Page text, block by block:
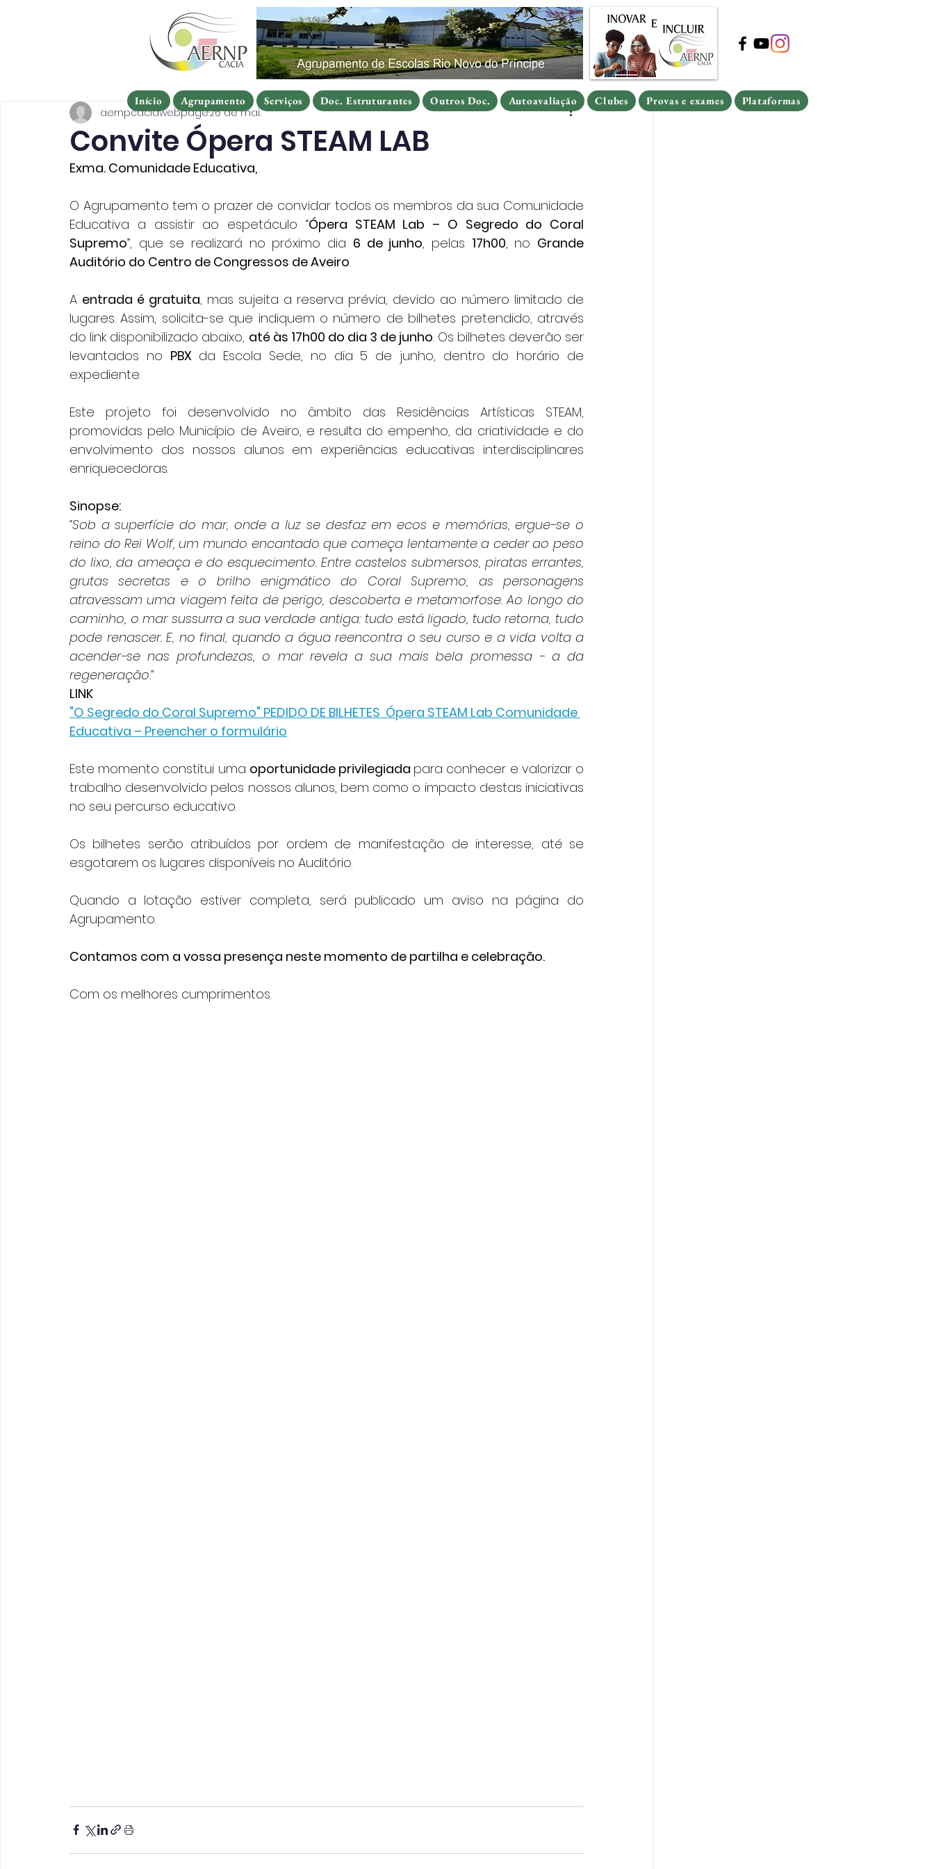
Convite Ópera STEAM LAB
aernpcaciawebpage26 de mai.
Exma. Comunidade Educativa,
O Agrupamento tem o prazer de convidar todos os membros da sua Comunidade
Educativa a assistir ao espetáculo “Ópera STEAM Lab – O Segredo do Coral
Supremo”, que se realizará no próximo dia 6 de junho, pelas 17h00, no Grande
Auditório do Centro de Congressos de Aveiro.
A entrada é gratuita, mas sujeita a reserva prévia, devido ao número limitado de
lugares. Assim, solicita-se que indiquem o número de bilhetes pretendido, através
do link disponibilizado abaixo, até às 17h00 do dia 3 de junho. Os bilhetes deverão ser
levantados no PBX da Escola Sede, no dia 5 de junho, dentro do horário de
expediente.
Este projeto foi desenvolvido no âmbito das Residências Artísticas STEAM,
promovidas pelo Município de Aveiro, e resulta do empenho, da criatividade e do
envolvimento dos nossos alunos em experiências educativas interdisciplinares
enriquecedoras.
Sinopse:
“Sob a superfície do mar, onde a luz se desfaz em ecos e memórias, ergue-se o
reino do Rei Wolf, um mundo encantado que começa lentamente a ceder ao peso
do lixo, da ameaça e do esquecimento. Entre castelos submersos, piratas errantes,
grutas secretas e o brilho enigmático do Coral Supremo, as personagens
atravessam uma viagem feita de perigo, descoberta e metamorfose. Ao longo do
caminho, o mar sussurra a sua verdade antiga: tudo está ligado, tudo retorna, tudo
pode renascer. E, no final, quando a água reencontra o seu curso e a vida volta a
acender-se nas profundezas, o mar revela a sua mais bela promessa - a da
regeneração.”
LINK
"O Segredo do Coral Supremo" PEDIDO DE BILHETES  Ópera STEAM Lab Comunidade
Educativa – Preencher o formulário
Este momento constitui uma oportunidade privilegiada para conhecer e valorizar o
trabalho desenvolvido pelos nossos alunos, bem como o impacto destas iniciativas
no seu percurso educativo.
Os bilhetes serão atribuídos por ordem de manifestação de interesse, até se
esgotarem os lugares disponíveis no Auditório.
Quando a lotação estiver completa, será publicado um aviso na página do
Agrupamento.
Contamos com a vossa presença neste momento de partilha e celebração.
Com os melhores cumprimentos.
Agrupamento Serviços Doc. Estruturantes Outros Doc. Autoavaliação Clubes Provas e exames
Início Agrupamento Serviços Doc. Estruturantes Outros Doc. Autoavaliação Clubes Provas e exames
Início Agrupamento Serviços Doc. Estruturantes Outros Doc. Autoavaliação Clubes Provas e exames Plataformas